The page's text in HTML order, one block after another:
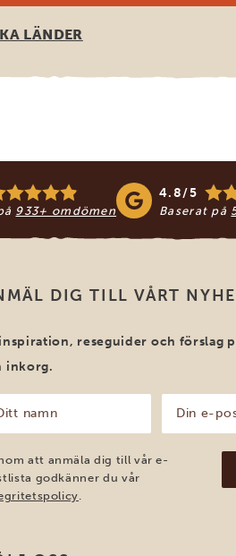
LÄNDER
933+ omdömen
4.8/5
Baserat på
DIG TILL VÅRT
inspiration, reseguider och förslag
inkorg.
post
att anmäla dig till vår e-
godkänner du vår
.